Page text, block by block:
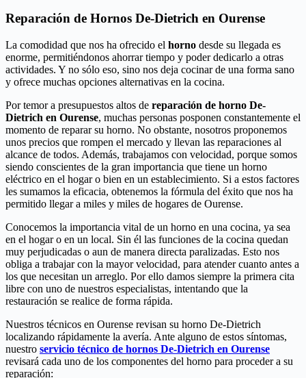
Reparación de Hornos De-Dietrich en Ourense
La comodidad que nos ha ofrecido el horno desde su llegada es
enorme, permitiéndonos ahorrar tiempo y poder dedicarlo a otras
actividades. Y no sólo eso, sino nos deja cocinar de una forma sano
y ofrece muchas opciones alternativas en la cocina.
Por temor a presupuestos altos de reparación de horno De-
Dietrich en Ourense, muchas personas posponen constantemente el
momento de reparar su horno. No obstante, nosotros proponemos
unos precios que rompen el mercado y llevan las reparaciones al
alcance de todos. Además, trabajamos con velocidad, porque somos
siendo conscientes de la gran importancia que tiene un horno
eléctrico en el hogar o bien en un establecimiento. Si a estos factores
les sumamos la eficacia, obtenemos la fórmula del éxito que nos ha
permitido llegar a miles y miles de hogares de Ourense.
Conocemos la importancia vital de un horno en una cocina, ya sea
en el hogar o en un local. Sin él las funciones de la cocina quedan
muy perjudicadas o aun de manera directa paralizadas. Esto nos
obliga a trabajar con la mayor velocidad, para atender cuanto antes a
los que necesitan un arreglo. Por ello damos siempre la primera cita
libre con uno de nuestros especialistas, intentando que la
restauración se realice de forma rápida.
Nuestros técnicos en Ourense revisan su horno De-Dietrich
localizando rápidamente la avería. Ante alguno de estos síntomas,
nuestro servicio técnico de hornos De-Dietrich en Ourense
revisará cada uno de los componentes del horno para proceder a su
reparación: